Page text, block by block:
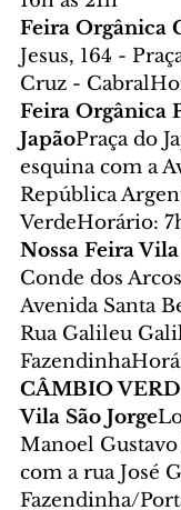
Feira Orgânica
Jesus, 164 -
Cruz -
Feira Orgânica
JapãoPraça do
esquina com a
República
VerdeHorário:
Nossa Feira
Conde dos
Avenida Santa
Rua Galileu
CÂMBIO
Vila São Jorge
Manoel
com a rua José
Fazendinha/